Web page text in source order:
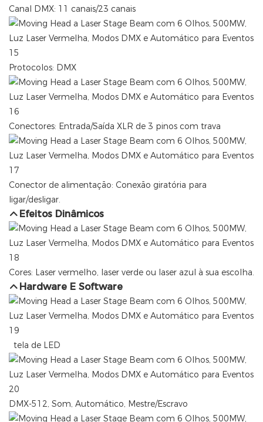
Canal DMX: 11 canais/23 canais
Protocolos: DMX
Conectores: Entrada/Saída XLR de 3 pinos com trava
Conector de alimentação: Conexão giratória para
ligar/desligar.
Efeitos Dinâmicos
Cores: Laser vermelho, laser verde ou laser azul à sua escolha.
Hardware E Software
tela de LED
DMX-512, Som, Automático, Mestre/Escravo